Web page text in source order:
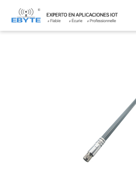
Home > Accessoires > Antenna